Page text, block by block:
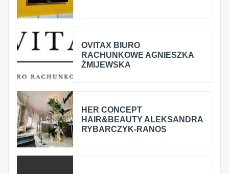
OVITAX BIURO
RACHUNKOWE AGNIESZKA
ŻMIJEWSKA
HER CONCEPT
HAIR&BEAUTY ALEKSANDRA
RYBARCZYK-RANOS